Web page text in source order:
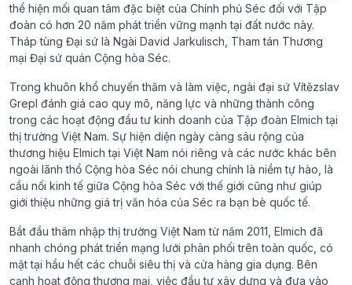
thể hiện mối quan tâm đặc biệt của Chính phủ Séc đối với Tập
đoàn có hơn 20 năm phát triển vững mạnh tại đất nước này.
Tháp tùng Đại sứ là Ngài David Jarkulisch, Tham tán Thương
mại Đại sứ quán Cộng hòa Séc.
Trong khuôn khổ chuyến thăm và làm việc, ngài đại sứ Vítězslav
Grepl đánh giá cao quy mô, năng lực và những thành công
trong các hoạt động đầu tư kinh doanh của Tập đoàn Elmich tại
thị trường Việt Nam. Sự hiện diện ngày càng sâu rộng của
thương hiệu Elmich tại Việt Nam nói riêng và các nước khác bên
ngoài lãnh thổ Cộng hòa Séc nói chung chính là niềm tự hào, là
cầu nối kinh tế giữa Cộng hòa Séc với thế giới cũng như giúp
giới thiệu những giá trị văn hóa của Séc ra bạn bè quốc tế.
Bắt đầu thâm nhập thị trường Việt Nam từ năm 2011, Elmich đã
nhanh chóng phát triển mạng lưới phân phối trên toàn quốc, có
mặt tại hầu hết các chuỗi siêu thị và cửa hàng gia dụng. Bên
cạnh hoạt động thương mại, việc đầu tư xây dựng và đưa vào